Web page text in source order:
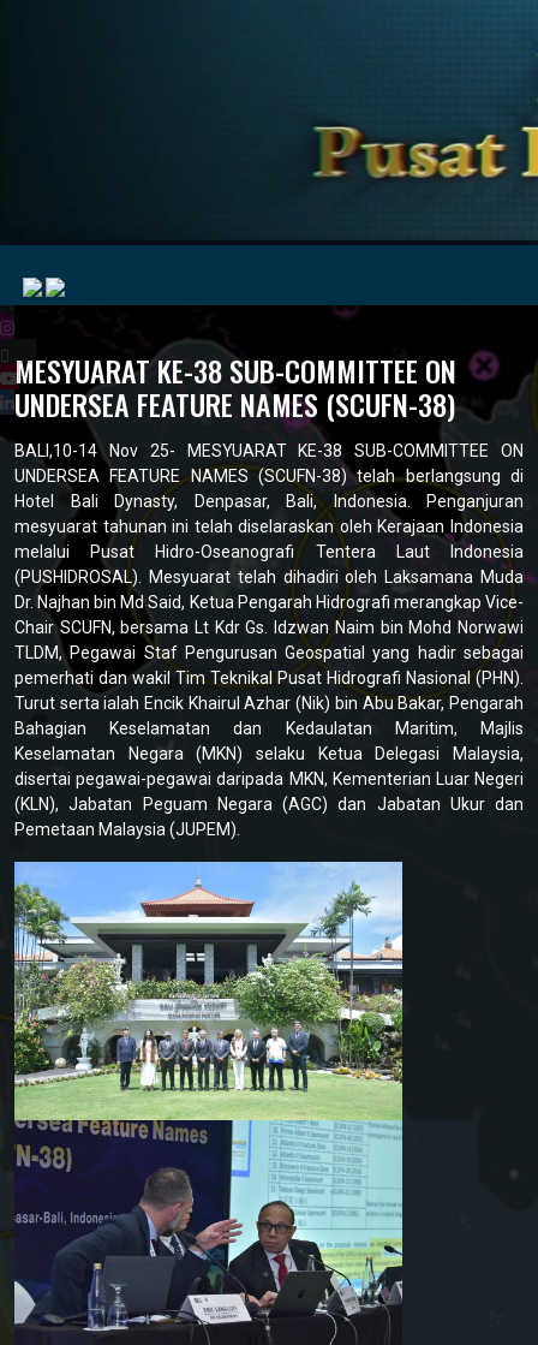
MESYUARAT KE-38 SUB-COMMITTEE ON
UNDERSEA FEATURE NAMES (SCUFN-38)
BALI,10-14 Nov 25- MESYUARAT KE-38 SUB-COMMITTEE ON
UNDERSEA FEATURE NAMES (SCUFN-38) telah berlangsung di
Hotel Bali Dynasty, Denpasar, Bali, Indonesia. Penganjuran
mesyuarat tahunan ini telah diselaraskan oleh Kerajaan Indonesia
melalui Pusat Hidro-Oseanografi Tentera Laut Indonesia
(PUSHIDROSAL). Mesyuarat telah dihadiri oleh Laksamana Muda
Dr. Najhan bin Md Said, Ketua Pengarah Hidrografi merangkap Vice-
Chair SCUFN, bersama Lt Kdr Gs. Idzwan Naim bin Mohd Norwawi
TLDM, Pegawai Staf Pengurusan Geospatial yang hadir sebagai
pemerhati dan wakil Tim Teknikal Pusat Hidrografi Nasional (PHN).
Turut serta ialah Encik Khairul Azhar (Nik) bin Abu Bakar, Pengarah
Bahagian Keselamatan dan Kedaulatan Maritim, Majlis
Keselamatan Negara (MKN) selaku Ketua Delegasi Malaysia,
disertai pegawai-pegawai daripada MKN, Kementerian Luar Negeri
(KLN), Jabatan Peguam Negara (AGC) dan Jabatan Ukur dan
Pemetaan Malaysia (JUPEM).
..
MyMarine
Geohub